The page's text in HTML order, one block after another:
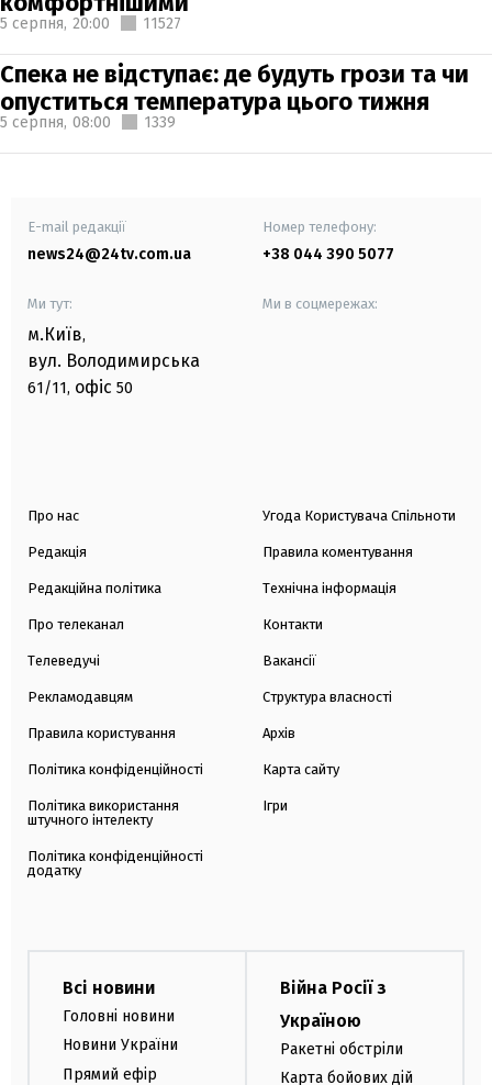
5 серпня, 20:00 11527
Спека не відступає: де будуть грози та чи
опуститься температура цього тижня
5 серпня, 08:00 1339
E-mail редакції
news24@24tv.com.ua
Номер телефону:
+38 044 390 5077
Ми тут:
м.Київ,
вул. Володимирська
61/11, офіс 50
Ми в соцмережах:
Про нас
Редакція
Редакційна політика
Про телеканал
Телеведучі
Рекламодавцям
Правила користування
Політика конфіденційності
Політика використання
штучного інтелекту
Політика конфіденційності
додатку
Угода Користувача Спільноти
Правила коментування
Технічна інформація
Контакти
Вакансії
Структура власності
Архів
Карта сайту
Ігри
Всі новини
Головні новини
Новини України
Прямий ефір
Війна Росії з
Україною
Ракетні обстріли
Карта бойових дій